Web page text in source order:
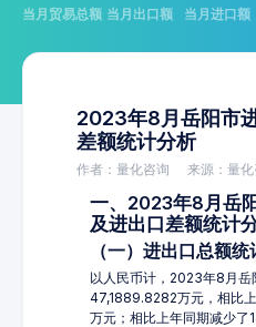
当月贸易总额 当月出口额 当月进口额
2023年8月岳阳市
差额统计分析
作者：量化咨询 来源：量化
一、2023年8月岳
及进出口差额统计
（一）进出口总额统
以人民币计，2023年8月岳
47,1889.8282万元，相比
万元；相比上年同期减少